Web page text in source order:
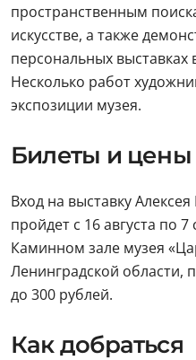
пространственным
искусстве, а также
персональных выставках
Несколько работ
экспозиции музея.
Билеты и цены
Вход на выставку
пройдет с 16 августа по
Каминном зале музея
Ленинградской области,
до 300 рублей.
Как добраться